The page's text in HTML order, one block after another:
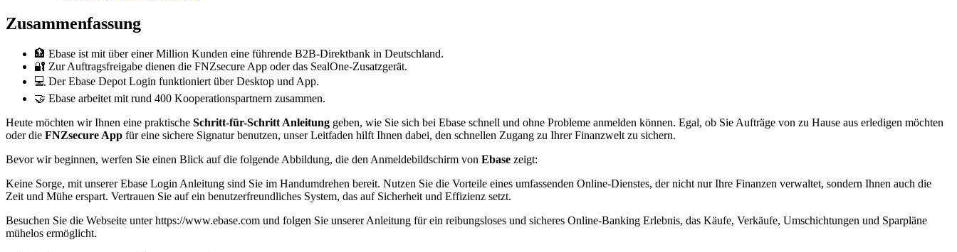
Zusammenfassung
🏦 Ebase ist mit über einer Million Kunden eine führende B2B-Direktbank in Deutschland.
🔐 Zur Auftragsfreigabe dienen die FNZsecure App oder das SealOne-Zusatzgerät.
💻 Der Ebase Depot Login funktioniert über Desktop und App.
🤝 Ebase arbeitet mit rund 400 Kooperationspartnern zusammen.
Heute möchten wir Ihnen eine praktische Schritt-für-Schritt Anleitung geben, wie Sie sich bei Ebase schnell und ohne Probleme anmelden können. Egal, ob Sie Aufträge von zu Hause aus erledigen möchten
oder die FNZsecure App für eine sichere Signatur benutzen, unser Leitfaden hilft Ihnen dabei, den schnellen Zugang zu Ihrer Finanzwelt zu sichern.
Bevor wir beginnen, werfen Sie einen Blick auf die folgende Abbildung, die den Anmeldebildschirm von Ebase zeigt:
Keine Sorge, mit unserer Ebase Login Anleitung sind Sie im Handumdrehen bereit. Nutzen Sie die Vorteile eines umfassenden Online-Dienstes, der nicht nur Ihre Finanzen verwaltet, sondern Ihnen auch die
Zeit und Mühe erspart. Vertrauen Sie auf ein benutzerfreundliches System, das auf Sicherheit und Effizienz setzt.
Besuchen Sie die Webseite unter https://www.ebase.com und folgen Sie unserer Anleitung für ein reibungsloses und sicheres Online-Banking Erlebnis, das Käufe, Verkäufe, Umschichtungen und Sparpläne
mühelos ermöglicht.